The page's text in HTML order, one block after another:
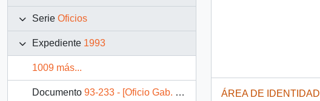
Serie Oficios
Expediente 1993
1009 más...
Documento 93-233 - [Oficio Gab. Pres. Ord. N° 0233 de Jefe de Gabinete Presidencial, remite copia de carta que se indica] ÁREA DE IDENTIDAD